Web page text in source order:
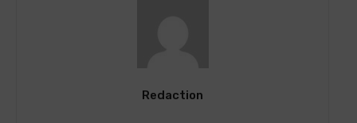
Redaction